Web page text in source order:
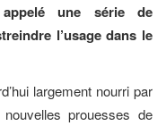
une série de
l’usage dans le
largement nourri par
prouesses de